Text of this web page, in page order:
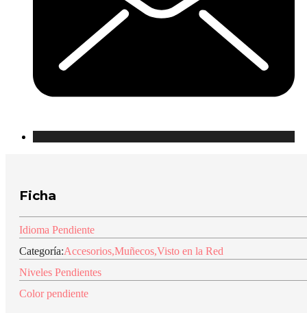
Ficha
Idioma Pendiente
Categoría:Accesorios,Muñecos,Visto en la Red
Niveles Pendientes
Color pendiente